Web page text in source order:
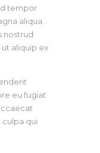
tempor
aliqua.
nostrud
aliquip ex
eu fugiat
qui